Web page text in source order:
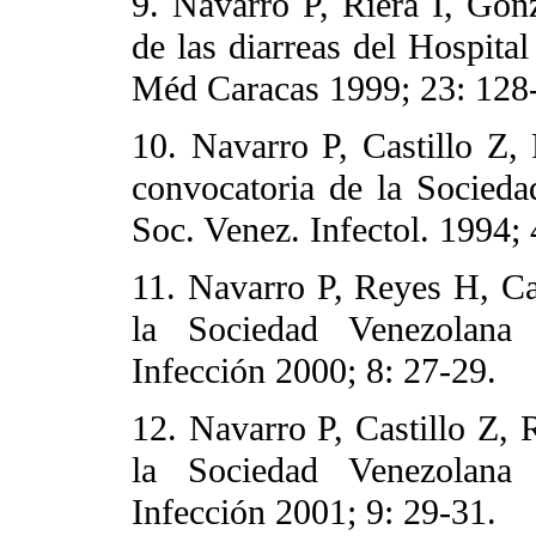
de las diarreas del
Méd Caracas 1999; 23:
10. Navarro P, Castillo
convocatoria de la
Soc. Venez. Infectol. 1994;
11. Navarro P, Reyes H,
la Sociedad
Infección 2000; 8: 27-29.
12. Navarro P, Castillo Z,
la Sociedad
Infección 2001; 9: 29-31.